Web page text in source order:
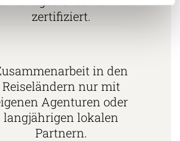
zertifiziert.
in den
Reiseländern nur mit
Agenturen oder
langjährigen lokalen
Partnern.